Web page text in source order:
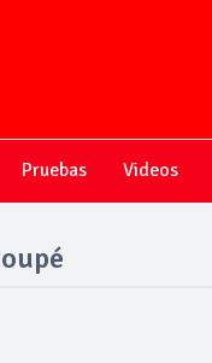
Pruebas Videos